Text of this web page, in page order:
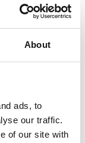
About
ads, to
our traffic.
of our site with